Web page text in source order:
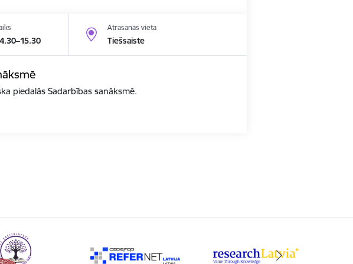
Atrašanās vieta
Tiešsaiste
piedalās Sadarbības sanāksmē.